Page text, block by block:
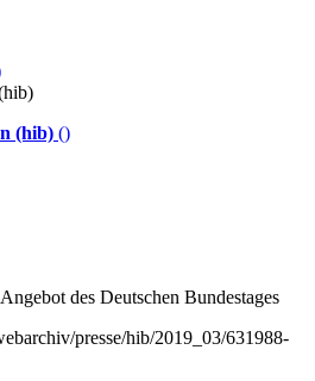
(hib) ()
des Deutschen Bundestages
presse/hib/2019_03/631988-